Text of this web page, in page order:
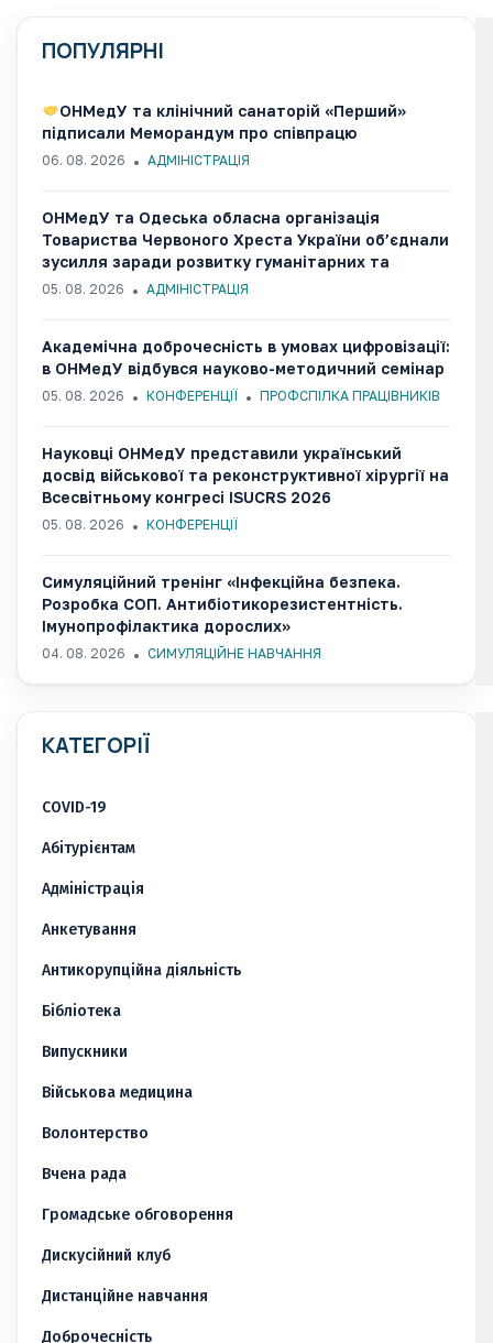
ПОПУЛЯРНІ
ОНМедУ та клінічний санаторій «Перший»
підписали Меморандум про співпрацю
06. 08. 2026 АДМІНІСТРАЦІЯ
ОНМедУ та Одеська обласна організація
Товариства Червоного Хреста України об’єднали
зусилля заради розвитку гуманітарних та
медико-соціальних ініціатив
05. 08. 2026 АДМІНІСТРАЦІЯ
Академічна доброчесність в умовах цифровізації:
в ОНМедУ відбувся науково-методичний семінар
05. 08. 2026 КОНФЕРЕНЦІЇ ПРОФСПІЛКА ПРАЦІВНИКІВ
Науковці ОНМедУ представили український
досвід військової та реконструктивної хірургії на
Всесвітньому конгресі ISUCRS 2026
05. 08. 2026 КОНФЕРЕНЦІЇ
Симуляційний тренінг «Інфекційна безпека.
Розробка СОП. Антибіотикорезистентність.
Імунопрофілактика дорослих»
04. 08. 2026 СИМУЛЯЦІЙНЕ НАВЧАННЯ
КАТЕГОРІЇ
COVID-19
Абітурієнтам
Адміністрація
Анкетування
Антикорупційна діяльність
Бібліотека
Випускники
Військова медицина
Волонтерство
Вчена рада
Громадське обговорення
Дискусійний клуб
Дистанційне навчання
Доброчесність